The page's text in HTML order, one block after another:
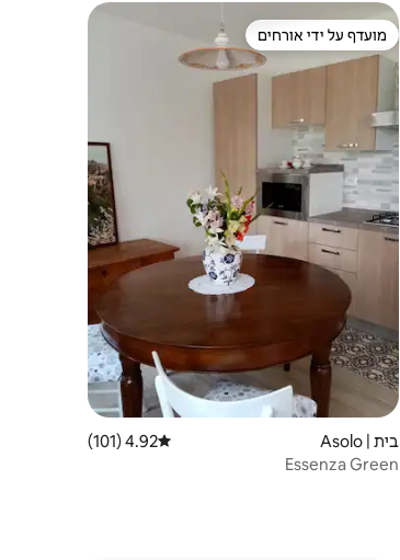
מועדף על ידי אורחים
מועדף על ידי אורחים
בית | Asolo דירוג ממוצע של 4.92 מתוך 5, 101 ביקורות
4.92 (101)
Essenza Green